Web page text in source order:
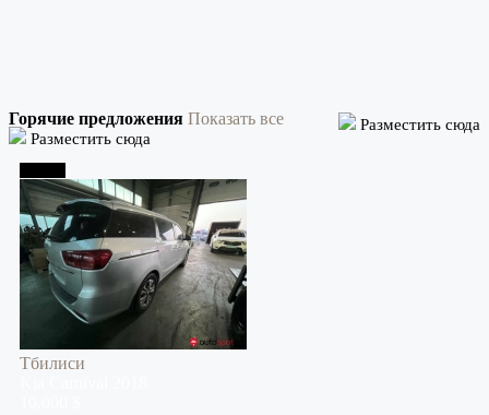
Горячие предложения Показать все
Разместить сюда
Разместить сюда
Тбилиси